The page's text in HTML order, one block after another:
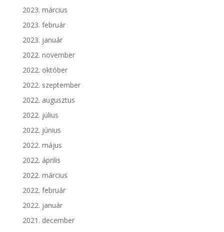
2023. március
2023. február
2023. január
2022. november
2022. október
2022. szeptember
2022. augusztus
2022. július
2022. június
2022. május
2022. április
2022. március
2022. február
2022. január
2021. december